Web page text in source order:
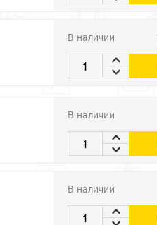
В наличии
В наличии
В наличии